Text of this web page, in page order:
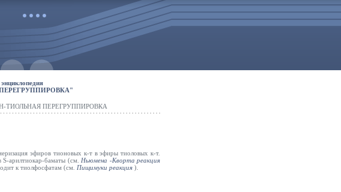
ТИОЛЬНАЯ ПЕРЕГРУППИРОВКА
эфиров тионовых к-т в эфиры тиоловых к-т.
арилтиокар-баматы (см. Ньюмена -Кворта реакция
к тиолфосфатам (см. Пищимуки реакция ).